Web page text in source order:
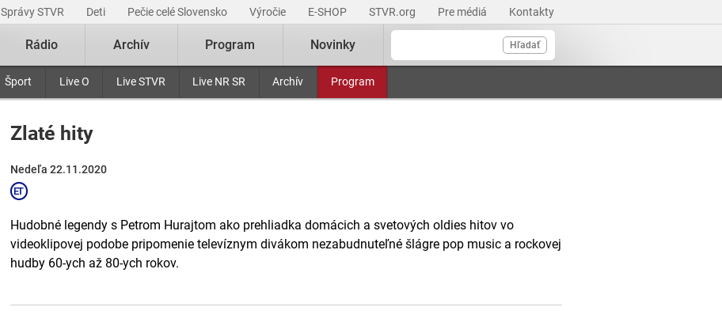
Správy STVR Deti Pečie celé Slovensko Výročie E-SHOP STVR.org Pre médiá Kontakty
Hľadať
Šport Live O Live STVR Live NR SR Archív Program
Rádio Archív Program Novinky
Zlaté hity
Nedeľa 22.11.2020
Hudobné legendy s Petrom Hurajtom ako prehliadka domácich a svetových oldies hitov vo
videoklipovej podobe pripomenie televíznym divákom nezabudnuteľné šlágre pop music a rockovej
hudby 60-ych až 80-ych rokov.